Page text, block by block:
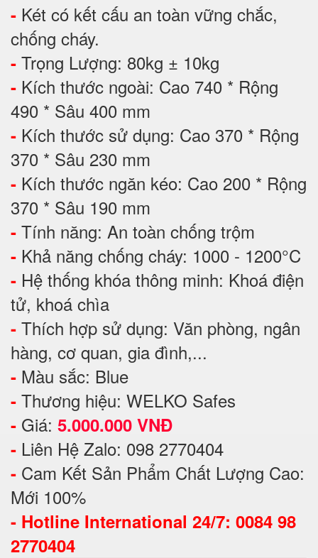
- Két có kết cấu an toàn vững chắc,
chống cháy.
- Trọng Lượng: 80kg ± 10kg
- Kích thước ngoài: Cao 740 * Rộng
490 * Sâu 400 mm
- Kích thước sử dụng: Cao 370 * Rộng
370 * Sâu 230 mm
- Kích thước ngăn kéo: Cao 200 * Rộng
370 * Sâu 190 mm
- Tính năng: An toàn chống trộm
- Khả năng chống cháy: 1000 - 1200°C
- Hệ thống khóa thông minh: Khoá điện
tử, khoá chìa
- Thích hợp sử dụng: Văn phòng, ngân
hàng, cơ quan, gia đình,...
- Màu sắc: Blue
- Thương hiệu: WELKO Safes
- Giá: 5.000.000 VNĐ
- Liên Hệ Zalo: 098 2770404
- Cam Kết Sản Phẩm Chất Lượng Cao:
Mới 100%
- Hotline International 24/7: 0084 98
2770404